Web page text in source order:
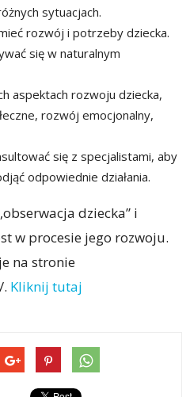
sytuacjach.
rozwój i potrzeby dziecka.
się w naturalnym
aspektach rozwoju dziecka,
rozwój emocjonalny,
się z specjalistami, aby
odpowiednie działania.
dziecka” i
w procesie jego rozwoju.
na stronie
Kliknij tutaj